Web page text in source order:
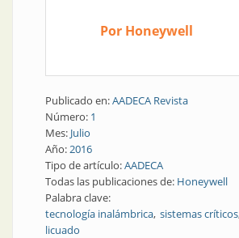
Por Honeywell
Publicado en:AADECA Revista
Número: 1
Mes: Julio
Año:2016
Tipo de artículo:AADECA
Todas las publicaciones de: Honeywell
Palabra clave:
tecnología inalámbrica sistemas críticos
licuado